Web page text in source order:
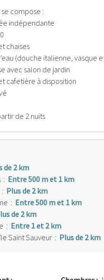
compose :
indépendante
chaises
(douche italienne, vasque
avec salon de jardin
cafetière à disposition
de 2 nuits
de 2 km
: Entre 500 m et 1 km
: Plus de 2 km
: Entre 500 m et 1 km
de 2 km
: Entre 1 et 2 km
Saint Sauveur : Plus de 2 km